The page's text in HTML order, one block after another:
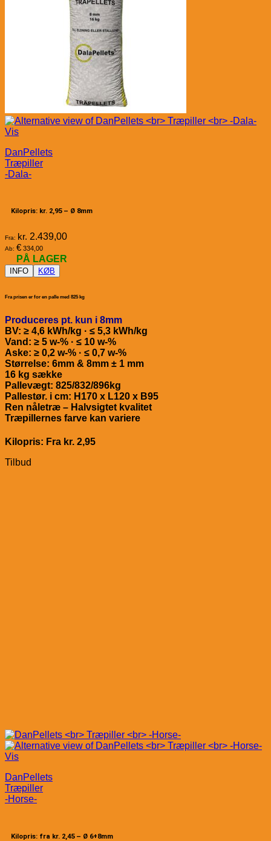
Vis
DanPellets
Træpiller
-Dala-
Kilopris: kr. 2,95 – Ø 8mm
Fra: kr. 2.439,00
Ab: € 334,00
PÅ LAGER
INFO KØB
Fra prisen er for en palle med 825 kg
Produceres pt. kun i 8mm
BV: ≥ 4,6 kWh/kg · ≤ 5,3 kWh/kg
Vand: ≥ 5 w-% · ≤ 10 w-%
Aske: ≥ 0,2 w-% · ≤ 0,7 w-%
Størrelse: 6mm & 8mm ± 1 mm
16 kg sække
Pallevægt: 825/832/896kg
Pallestør. i cm: H170 x L120 x B95
Ren nåletræ – Halvsigtet kvalitet
Træpillernes farve kan variere
Kilopris: Fra kr. 2,95
Tilbud
Vis
DanPellets
Træpiller
-Horse-
Kilopris: fra kr. 2,45 – Ø 6+8mm